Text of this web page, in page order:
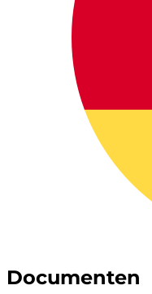
Documenten